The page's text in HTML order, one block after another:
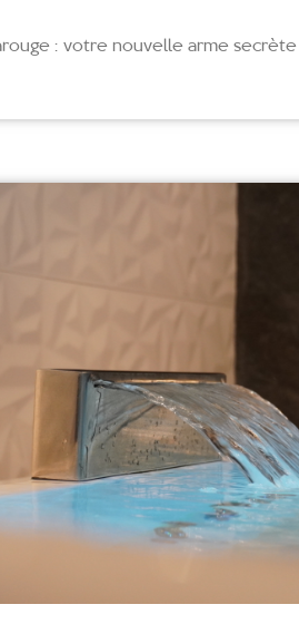
: votre nouvelle arme